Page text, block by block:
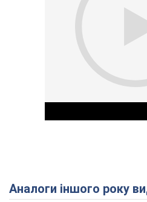
Аналоги іншого року